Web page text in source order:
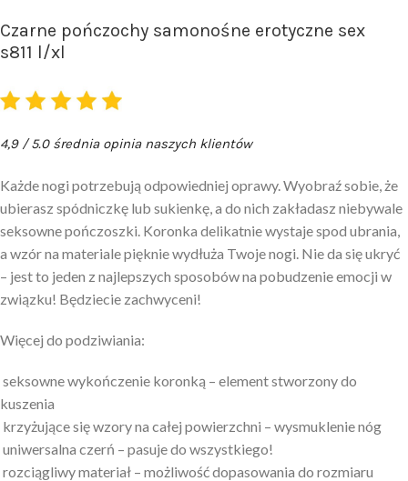
Czarne pończochy samonośne erotyczne sex
s811 l/xl
4,9 / 5.0 średnia opinia naszych klientów
Każde nogi potrzebują odpowiedniej oprawy. Wyobraź sobie, że
ubierasz spódniczkę lub sukienkę, a do nich zakładasz niebywale
seksowne pończoszki. Koronka delikatnie wystaje spod ubrania,
a wzór na materiale pięknie wydłuża Twoje nogi. Nie da się ukryć
– jest to jeden z najlepszych sposobów na pobudzenie emocji w
związku! Będziecie zachwyceni!
Więcej do podziwiania:
seksowne wykończenie koronką – element stworzony do
kuszenia
krzyżujące się wzory na całej powierzchni – wysmuklenie nóg
uniwersalna czerń – pasuje do wszystkiego!
rozciągliwy materiał – możliwość dopasowania do rozmiaru